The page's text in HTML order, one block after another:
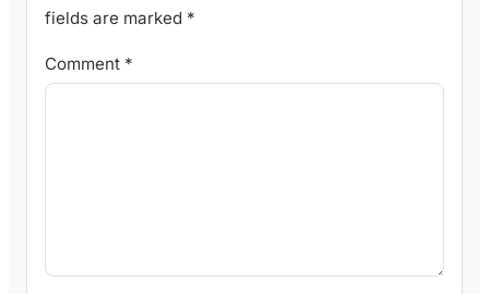
fields are marked *
Comment *